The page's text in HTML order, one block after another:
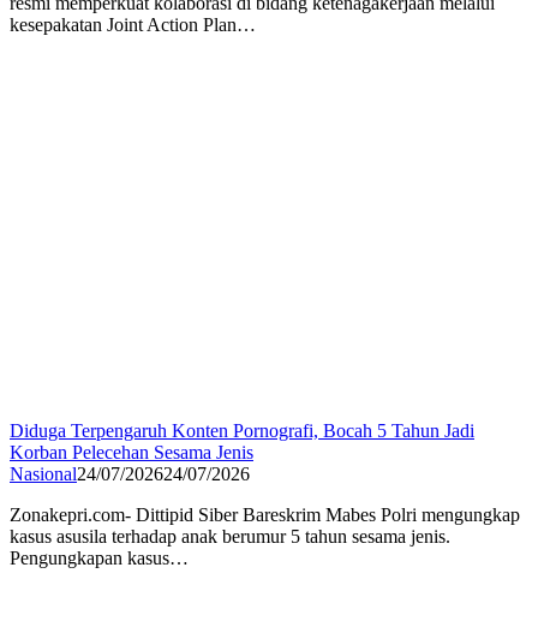
kesepakatan Joint Action Plan…
Diduga Terpengaruh Konten Pornografi, Bocah 5 Tahun Jadi
Korban Pelecehan Sesama Jenis
Nasional24/07/202624/07/2026
Zonakepri.com- Dittipid Siber Bareskrim Mabes Polri mengungkap
kasus asusila terhadap anak berumur 5 tahun sesama jenis.
Pengungkapan kasus…